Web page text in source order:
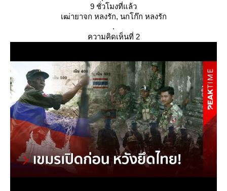
9 ชั่วโมงที่แล้ว
เฒ่ายาจก หลงรัก, นกโก๊ก หลงรัก
.
ความคิดเห็นที่ 2